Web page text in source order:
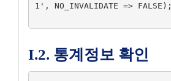
1', NO_INVALIDATE => FALSE);
I.2. 통계정보 확인